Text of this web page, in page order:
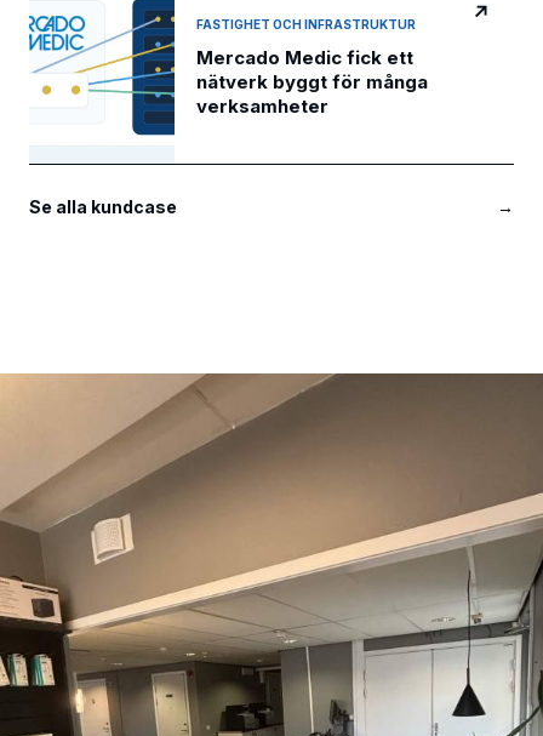
FASTIGHET OCH INFRASTRUKTUR
Mercado Medic fick ett
nätverk byggt för många
verksamheter
↗
Se alla kundcase →